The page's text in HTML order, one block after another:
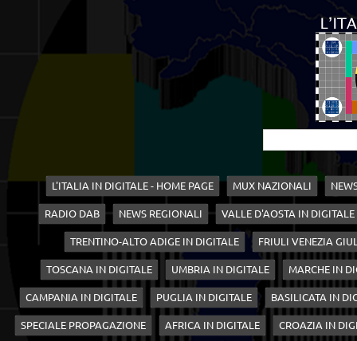
L'ITALIA IN DIGITALE - HOME PAGE MUX NAZIONALI
RADIO DAB NEWS REGIONALI VALLE D'AOSTA IN DIGITALE
TRENTINO-ALTO ADIGE IN DIGITALE FRIULI VENEZIA
TOSCANA IN DIGITALE UMBRIA IN DIGITALE MARCHE IN
CAMPANIA IN DIGITALE PUGLIA IN DIGITALE BASILICATA IN
SPECIALE PROPAGAZIONE AFRICA IN DIGITALE CROAZIA IN